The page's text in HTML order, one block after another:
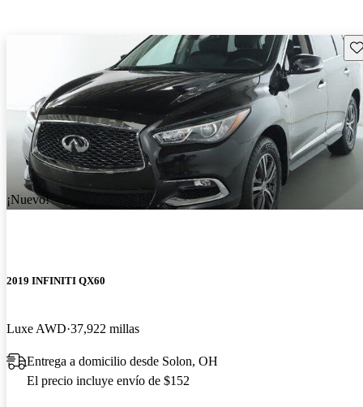
¡Nuevo!
2019 INFINITI QX60
Luxe AWD 37,922 millas
Entrega a domicilio desde Solon, OH
El precio incluye envío de $152